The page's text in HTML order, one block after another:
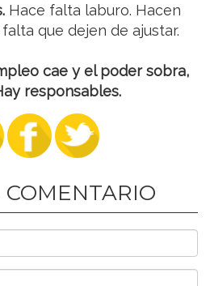
Hace falta laburo. Hacen
que dejen de ajustar.
cae y el poder sobra,
responsables.